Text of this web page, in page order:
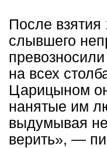
После
слывшего
на всех
Царицыном
нанятые им
выдумывая
верить», —